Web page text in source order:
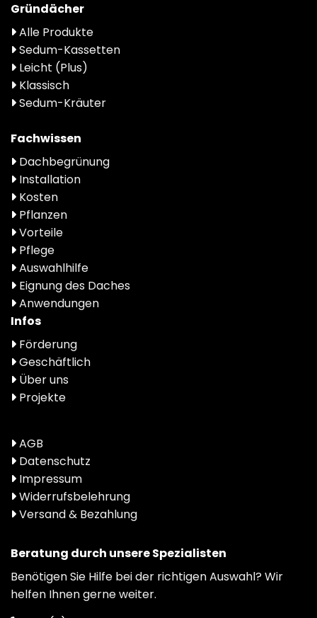
Gründächer
Alle Produkte
Sedum-Kassetten
Leicht (Plus)
Klassisch
Sedum-Kräuter
Fachwissen
Dachbegrünung
Installation
Kosten
Pflanzen
Vorteile
Pflege
Auswahlhilfe
Eignung des Daches
Anwendungen
Infos
Förderung
Geschäftlich
Über uns
Projekte
AGB
Datenschutz
Impressum
Widerrufsbelehrung
Versand & Bezahlung
Beratung durch unsere Spezialisten
Benötigen Sie Hilfe bei der richtigen Auswahl? Wir
helfen Ihnen gerne weiter.